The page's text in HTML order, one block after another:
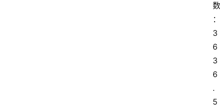
数
：
3
6
3
6
.
5